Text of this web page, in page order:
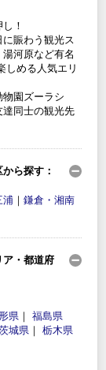
！
賑わう観光ス
河原など有名
しめる人気エリ
園ズーラシ
同士の観光先
ら探す：
浦 ｜ 鎌倉・湘南
ア・都道府
県 ｜ 福島県
城県 ｜ 栃木県